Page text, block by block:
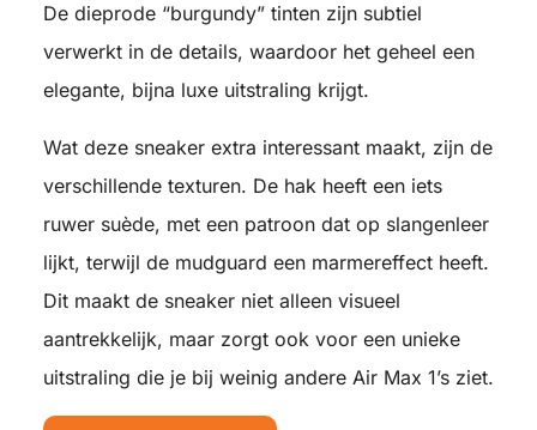
De dieprode “burgundy” tinten zijn subtiel
verwerkt in de details, waardoor het geheel een
elegante, bijna luxe uitstraling krijgt.
Wat deze sneaker extra interessant maakt, zijn de
verschillende texturen. De hak heeft een iets
ruwer suède, met een patroon dat op slangenleer
lijkt, terwijl de mudguard een marmereffect heeft.
Dit maakt de sneaker niet alleen visueel
aantrekkelijk, maar zorgt ook voor een unieke
uitstraling die je bij weinig andere Air Max 1’s ziet.